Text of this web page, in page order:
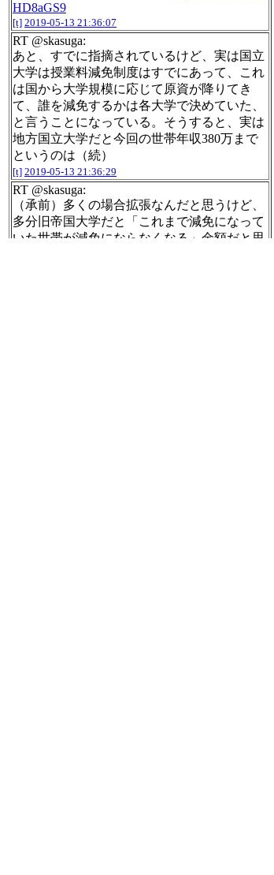
HD8aGS9
[t] 2019-05-13 21:36:07
RT @skasuga:
あと、すでに指摘されているけど、実は国立
大学は授業料減免制度はすでにあって、これ
は国から大学規模に応じて原資が降りてき
て、誰を減免するかは各大学で決めていた、
と言うことになっている。そうすると、実は
地方国立大学だと今回の世帯年収380万まで
というのは（続）
[t] 2019-05-13 21:36:29
RT @skasuga:
（承前）多くの場合拡張なんだと思うけど、
多分旧帝国大学だと「これまで減免になって
いた世帯が減免にならなくなる」金額だと思